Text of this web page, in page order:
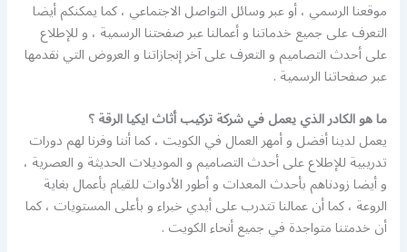
موقعنا الرسمي ، أو عبر وسائل التواصل الاجتماعي ، كما يمكنكم أيضا
التعرف على جميع خدماتنا و أعمالنا عبر صفحتنا الرسمية ، و للإطلاع
على أحدث التصاميم و التعرف على آخر إنجازاتنا و العروض التي نقدمها
عبر صفحاتنا الرسمية .
ما هو الكادر الذي يعمل في شركة تركيب أثاث ايكيا الرقة ؟
يعمل لدينا أفضل و أمهر العمال في الكويت ، كما أننا وفرنا لهم دورات
تدريبية للإطلاع على أحدث التصاميم و الموديلات الحديثة و العصرية ،
و أيضا زودناهم بأحدث المعدات و أطور الأدوات للقيام بأعمال بغاية
الروعة ، كما أن عمالنا تتدرب على أيدي خبراء و بأعلى المستويات ، كما
أن خدمتنا متواجدة في جميع أنحاء الكويت .